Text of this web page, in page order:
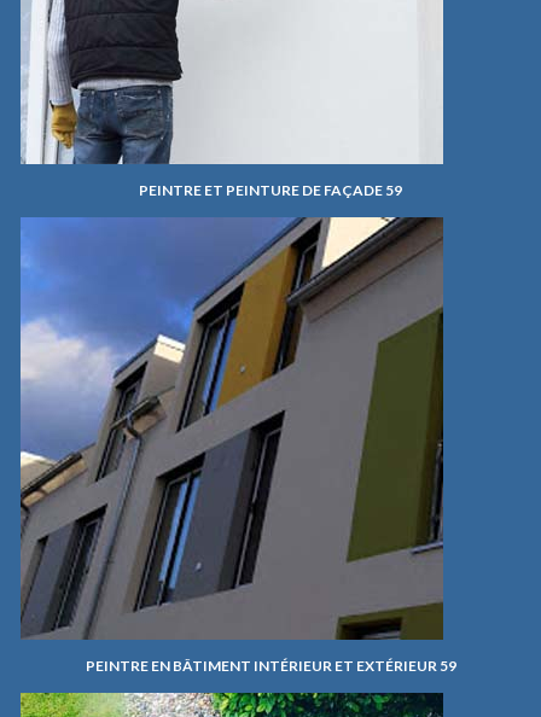
PEINTRE ET PEINTURE DE FAÇADE 59
PEINTRE EN BÂTIMENT INTÉRIEUR ET EXTÉRIEUR 59